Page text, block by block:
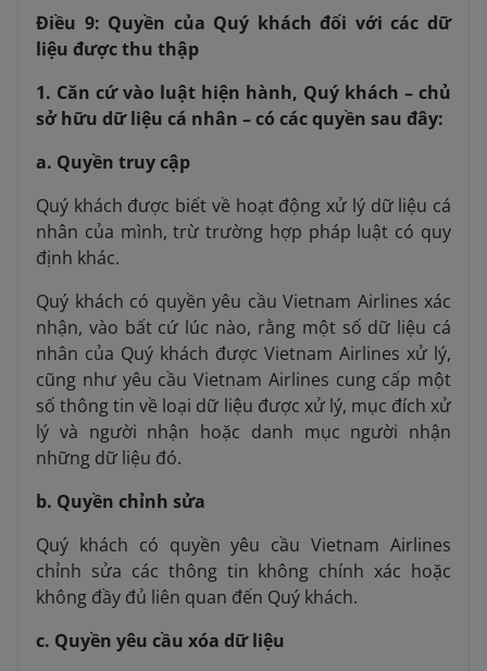
Điều 9: Quyền của Quý khách đối với các dữ
liệu được thu thập
1. Căn cứ vào luật hiện hành, Quý khách – chủ
sở hữu dữ liệu cá nhân – có các quyền sau đây:
a. Quyền truy cập
Quý khách được biết về hoạt động xử lý dữ liệu cá
nhân của mình, trừ trường hợp pháp luật có quy
định khác.
Quý khách có quyền yêu cầu Vietnam Airlines xác
nhận, vào bất cứ lúc nào, rằng một số dữ liệu cá
nhân của Quý khách được Vietnam Airlines xử lý,
cũng như yêu cầu Vietnam Airlines cung cấp một
số thông tin về loại dữ liệu được xử lý, mục đích xử
lý và người nhận hoặc danh mục người nhận
những dữ liệu đó.
b. Quyền chỉnh sửa
Quý khách có quyền yêu cầu Vietnam Airlines
chỉnh sửa các thông tin không chính xác hoặc
không đầy đủ liên quan đến Quý khách.
c. Quyền yêu cầu xóa dữ liệu